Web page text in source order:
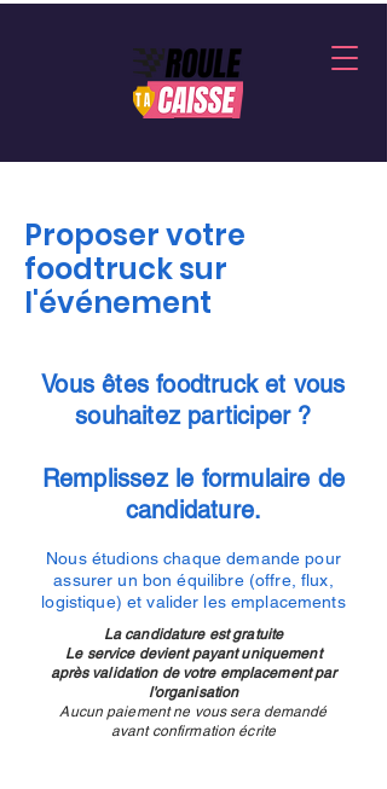
Proposer votre
foodtruck sur
l'événement
Vous êtes foodtruck et vous
souhaitez participer ?
Remplissez le formulaire de
candidature.
Nous étudions chaque demande pour
assurer un bon équilibre (offre, flux,
logistique) et valider les emplacements
La candidature est gratuite
Le service devient payant uniquement
après validation de votre emplacement par
l'organisation
Aucun paiement ne vous sera demandé
avant confirmation écrite